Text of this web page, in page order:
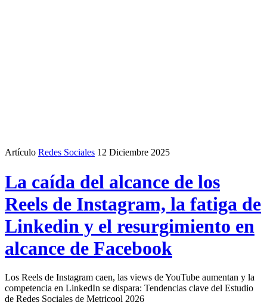
Artículo Redes Sociales 12 Diciembre 2025
La caída del alcance de los
Reels de Instagram, la fatiga de
Linkedin y el resurgimiento en
alcance de Facebook
Los Reels de Instagram caen, las views de YouTube aumentan y la
competencia en LinkedIn se dispara: Tendencias clave del Estudio
de Redes Sociales de Metricool 2026